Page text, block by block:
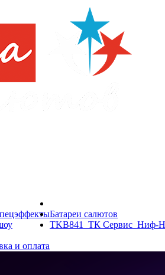
и оплата
Батареи салютов
TKB841_ТК Сервис_Ниф-